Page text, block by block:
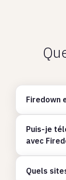
Firedown
Puis-je
avec
Quels